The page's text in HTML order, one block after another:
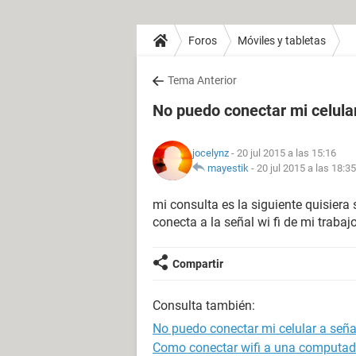
Foros Móviles y tabletas
Tema Anterior
No puedo conectar mi
jocelynz - 20 jul 2015 a las 15:16
mayestik - 20 jul 2015 a las 18:35
mi consulta es la siguiente
conecta a la señal wi fi de mi
Compartir
Consulta también:
No puedo conectar mi celular a
Como conectar wifi a una